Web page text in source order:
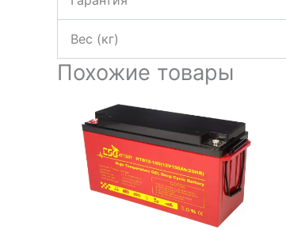
Вес (кг)
Похожие товары